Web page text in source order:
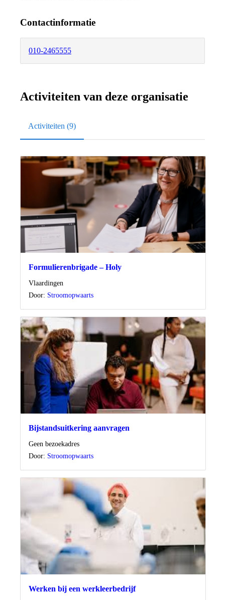
Contactinformatie
010-2465555
Activiteiten van deze organisatie
Activiteiten (9)
Formulierenbrigade – Holy
Locatie
Vlaardingen
Door: Stroomopwaarts
Bijstandsuitkering aanvragen
Locatie
Geen bezoekadres
Door: Stroomopwaarts
Werken bij een werkleerbedrijf